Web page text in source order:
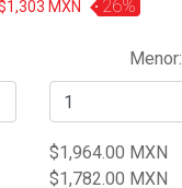
MXN 26%
Menor:
$1,964.00 MXN
$1,782.00 MXN